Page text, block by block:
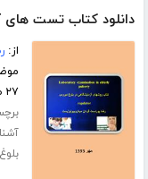
دانلود کتاب تست های
از:
۲۷ صفحه